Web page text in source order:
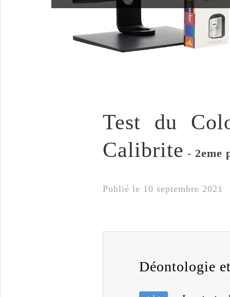
Test du
Calibrite - 2eme
Publié le 10 septembre
Déontologie